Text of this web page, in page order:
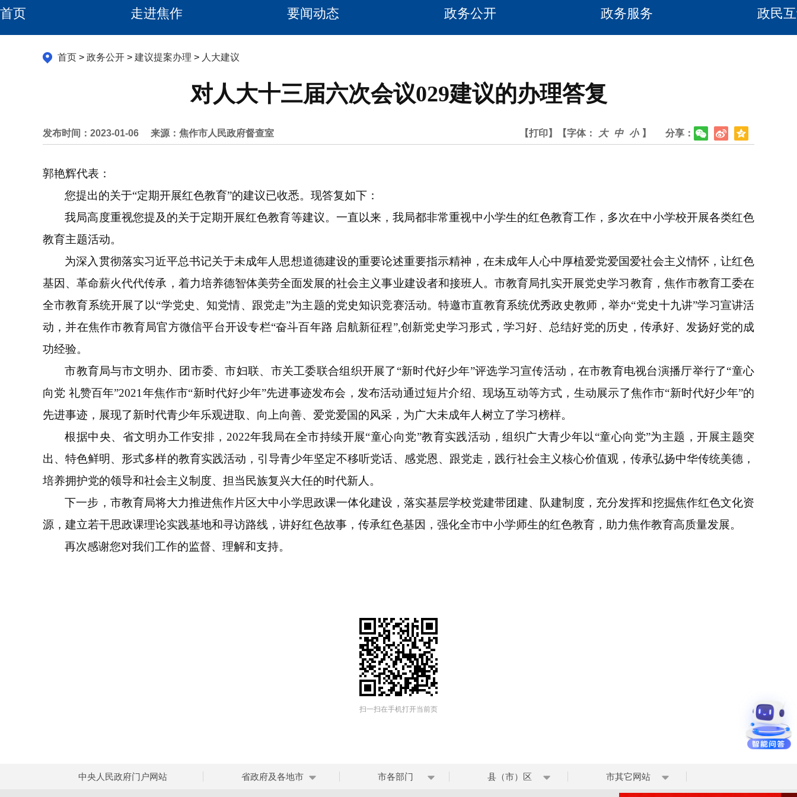
首页 走进焦作 要闻动态 政务公开 政务服务 政民
首页 > 政务公开 > 建议提案办理 > 人大建议
对人大十三届六次会议029建议的办理答复
发布时间：2023-01-06 来源：焦作市人民政府督查室 分享：
【打印】 【字体： 大 中 小 】
郭艳辉代表：
您提出的关于“定期开展红色教育”的建议已收悉。现答复如下：
我局高度重视您提及的关于定期开展红色教育等建议。一直以来，我局都非常重视中小学生的红色教育工作，多次在中小学校开展各类红色
教育主题活动。
为深入贯彻落实习近平总书记关于未成年人思想道德建设的重要论述重要指示精神，在未成年人心中厚植爱党爱国爱社会主义情怀，让红色
基因、革命薪火代代传承，着力培养德智体美劳全面发展的社会主义事业建设者和接班人。市教育局扎实开展党史学习教育，焦作市教育工委在
全市教育系统开展了以“学党史、知党情、跟党走”为主题的党史知识竞赛活动。特邀市直教育系统优秀政史教师，举办“党史十九讲”学习宣讲活
动，并在焦作市教育局官方微信平台开设专栏“奋斗百年路 启航新征程”,创新党史学习形式，学习好、总结好党的历史，传承好、发扬好党的成
功经验。
市教育局与市文明办、团市委、市妇联、市关工委联合组织开展了“新时代好少年”评选学习宣传活动，在市教育电视台演播厅举行了“童心
向党 礼赞百年”2021年焦作市“新时代好少年”先进事迹发布会，发布活动通过短片介绍、现场互动等方式，生动展示了焦作市“新时代好少年”的
先进事迹，展现了新时代青少年乐观进取、向上向善、爱党爱国的风采，为广大未成年人树立了学习榜样。
根据中央、省文明办工作安排，2022年我局在全市持续开展“童心向党”教育实践活动，组织广大青少年以“童心向党”为主题，开展主题突
出、特色鲜明、形式多样的教育实践活动，引导青少年坚定不移听党话、感党恩、跟党走，践行社会主义核心价值观，传承弘扬中华传统美德，
培养拥护党的领导和社会主义制度、担当民族复兴大任的时代新人。
下一步，市教育局将大力推进焦作片区大中小学思政课一体化建设，落实基层学校党建带团建、队建制度，充分发挥和挖掘焦作红色文化资
源，建立若干思政课理论实践基地和寻访路线，讲好红色故事，传承红色基因，强化全市中小学师生的红色教育，助力焦作教育高质量发展。
再次感谢您对我们工作的监督、理解和支持。
扫一扫在手机打开当前页
中央人民政府门户网站 省政府及各地市 市各部门 县（市）区 市其它网站